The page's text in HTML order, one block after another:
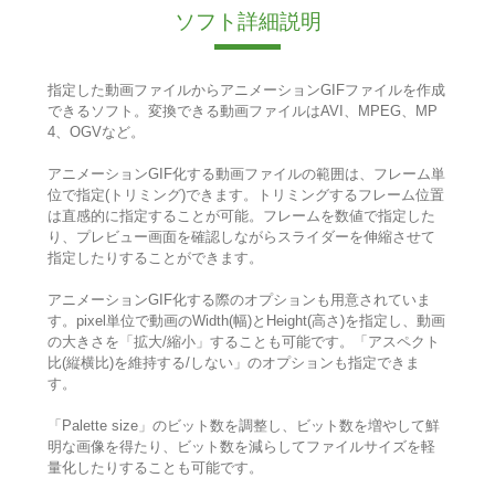
ソフト詳細説明
指定した動画ファイルからアニメーションGIFファイルを作成
できるソフト。変換できる動画ファイルはAVI、MPEG、MP
4、OGVなど。
アニメーションGIF化する動画ファイルの範囲は、フレーム単
位で指定(トリミング)できます。トリミングするフレーム位置
は直感的に指定することが可能。フレームを数値で指定した
り、プレビュー画面を確認しながらスライダーを伸縮させて
指定したりすることができます。
アニメーションGIF化する際のオプションも用意されていま
す。pixel単位で動画のWidth(幅)とHeight(高さ)を指定し、動画
の大きさを「拡大/縮小」することも可能です。「アスペクト
比(縦横比)を維持する/しない」のオプションも指定できま
す。
「Palette size」のビット数を調整し、ビット数を増やして鮮
明な画像を得たり、ビット数を減らしてファイルサイズを軽
量化したりすることも可能です。